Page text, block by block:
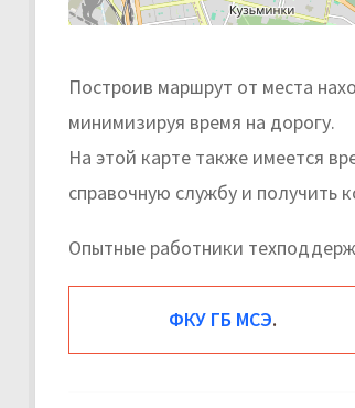
Построив маршрут от места
минимизируя время на дорогу.
На этой карте также имеется
справочную службу и получить
Опытные работники
ФКУ ГБ МСЭ.